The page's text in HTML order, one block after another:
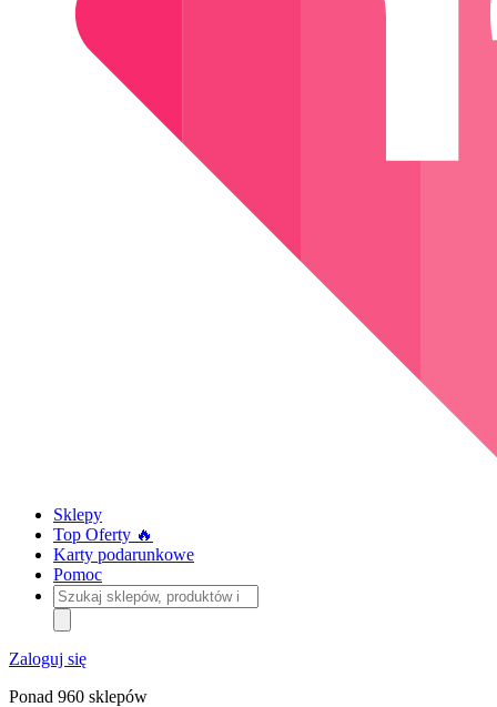
Sklepy
Top Oferty 🔥
Karty podarunkowe
Pomoc
Szukaj
sklepów,
produktów
i
kategorii
Zaloguj się
Ponad 960 sklepów